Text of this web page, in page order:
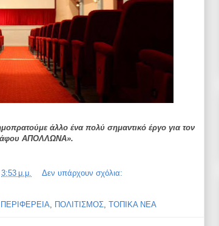
άλλο ένα πολύ σημαντικό έργο για τον
ΑΠΟΛΛΩΝΑ».
3:53 μ.μ. Δεν υπάρχουν σχόλια:
ΠΕΡΙΦΕΡΕΙΑ, ΠΟΛΙΤΙΣΜΟΣ, ΤΟΠΙΚΑ ΝΕΑ